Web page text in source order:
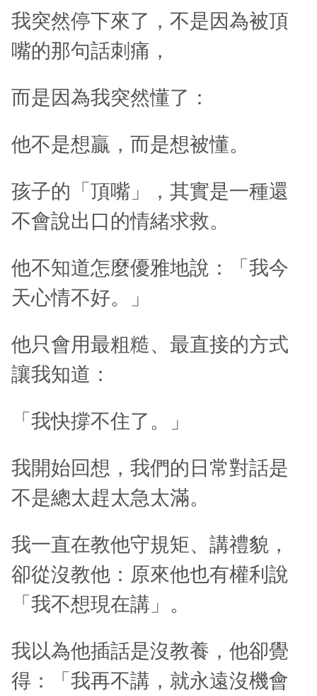
我突然停下來了，不是因為被頂
嘴的那句話刺痛，
而是因為我突然懂了：
他不是想贏，而是想被懂。
孩子的「頂嘴」，其實是一種還
不會說出口的情緒求救。
他不知道怎麼優雅地說：「我今
天心情不好。」
他只會用最粗糙、最直接的方式
讓我知道：
「我快撐不住了。」
我開始回想，我們的日常對話是
不是總太趕太急太滿。
我一直在教他守規矩、講禮貌，
卻從沒教他：原來他也有權利說
「我不想現在講」。
我以為他插話是沒教養，他卻覺
得：「我再不講，就永遠沒機會